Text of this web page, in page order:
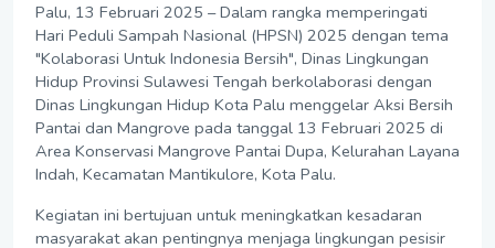
Palu, 13 Februari 2025 – Dalam rangka memperingati
Hari Peduli Sampah Nasional (HPSN) 2025 dengan tema
"Kolaborasi Untuk Indonesia Bersih", Dinas Lingkungan
Hidup Provinsi Sulawesi Tengah berkolaborasi dengan
Dinas Lingkungan Hidup Kota Palu menggelar Aksi Bersih
Pantai dan Mangrove pada tanggal 13 Februari 2025 di
Area Konservasi Mangrove Pantai Dupa, Kelurahan Layana
Indah, Kecamatan Mantikulore, Kota Palu.
Kegiatan ini bertujuan untuk meningkatkan kesadaran
masyarakat akan pentingnya menjaga lingkungan pesisir